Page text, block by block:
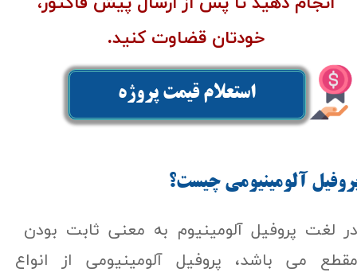
خودتان قضاوت کنید.
استعلام قیمت پروژه
در لغت پروفیل آلومینیوم به معنی ثابت بودن
مقطع می باشد، پروفیل آلومینیومی از انواع
آلومینیومی چیست؟